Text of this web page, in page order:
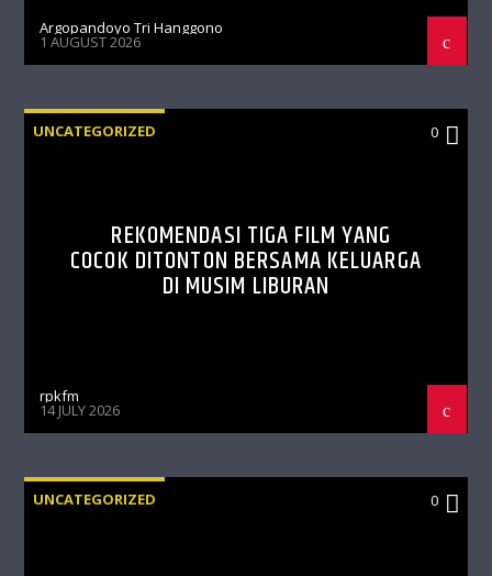
Argopandoyo Tri Hanggono
1 AUGUST 2026
UNCATEGORIZED 0
REKOMENDASI TIGA FILM YANG
COCOK DITONTON BERSAMA KELUARGA
DI MUSIM LIBURAN
rpkfm
14 JULY 2026
UNCATEGORIZED 0